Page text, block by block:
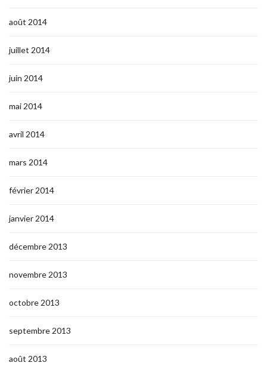
août 2014
juillet 2014
juin 2014
mai 2014
avril 2014
mars 2014
février 2014
janvier 2014
décembre 2013
novembre 2013
octobre 2013
septembre 2013
août 2013